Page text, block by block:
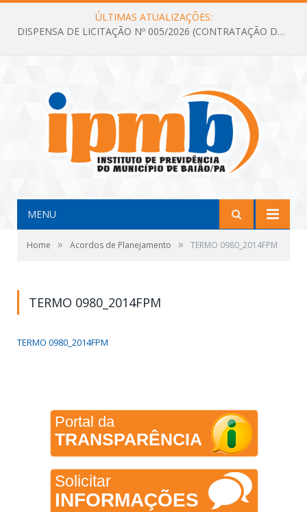
ÚLTIMAS ATUALIZAÇÕES:
DISPENSA DE LICITAÇÃO Nº 005/2026 (CONTRATAÇÃO DE SERVIÇOS TÉCNICOS DE CONSULTORIA E ASSESSORIA EM LICITAÇÃO COM ANÁLISE E ACOMPANHAMENTO DE PROCESSOS LICITATÓRIOS PARA ATENDER AS NECESSIDADES DO INSTITUTO DE PREVIDÊNCIA DO MUNICÍPIO DE BAIÃO – IPMB)
MENU
Home » Acordos de Planejamento » TERMO 0980_2014FPM
TERMO 0980_2014FPM
TERMO 0980_2014FPM
Portal da
TRANSPARÊNCIA
Solicitar
INFORMAÇÕES